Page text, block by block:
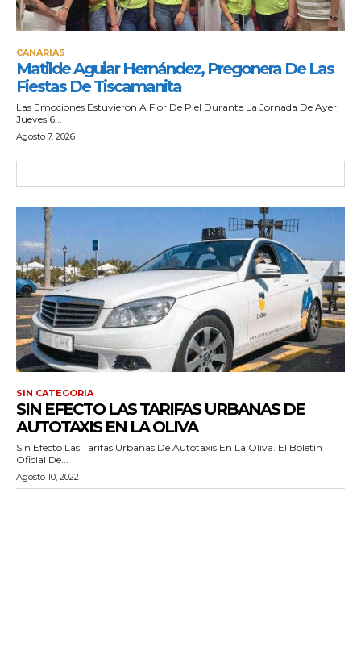
CANARIAS
Matilde Aguiar Hernández, Pregonera De Las
Fiestas De Tiscamanita
Las Emociones Estuvieron A Flor De Piel Durante La Jornada De Ayer,
Jueves 6...
Agosto 7, 2026
SIN CATEGORIA
SIN EFECTO LAS TARIFAS URBANAS DE
AUTOTAXIS EN LA OLIVA
Sin Efecto Las Tarifas Urbanas De Autotaxis En La Oliva. El Boletín
Oficial De...
Agosto 10, 2022